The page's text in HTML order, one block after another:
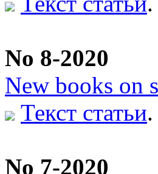
No 8-2020
New books on
Текст статьи.
No 7-2020